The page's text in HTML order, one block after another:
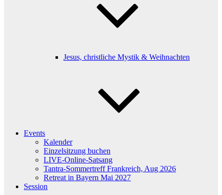
Jesus, christliche Mystik & Weihnachten
Events
Kalender
Einzelsitzung buchen
LIVE-Online-Satsang
Tantra-Sommertreff Frankreich, Aug 2026
Retreat in Bayern Mai 2027
Session